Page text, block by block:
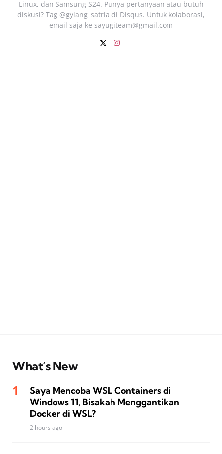
Linux, dan Samsung S24. Punya pertanyaan atau butuh
diskusi? Tag @gylang_satria di Disqus. Untuk kolaborasi,
email saja ke sayugiteam@gmail.com
What’s New
Saya Mencoba WSL Containers di
Windows 11, Bisakah Menggantikan
Docker di WSL?
2 hours ago